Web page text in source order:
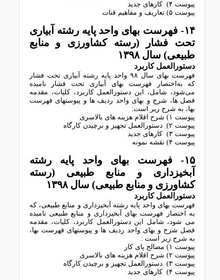
پیوست ۴) ﮐﺎرﻫﺎی ﺟﺪﯾﺪ
پیوست ۵) تعاریف و مفاهیم قنات
۱۴- ﻓﻬﺮﺳﺖ ﺑﻬﺎی واﺣﺪ ﭘﺎﯾﻪ رﺷﺘﻪ آﺑﯿﺎری
ﺗﺤﺖ ﻓﺸﺎر (رﺳﺘﻪ ﮐﺸﺎورزی و ﻣﻨﺎﺑﻊ
ﻃﺒﯿﻌﯽ) سال ۱۳۹۸
دﺳﺘﻮراﻟﻌﻤﻞ ﮐﺎرﺑﺮد
فهرست بهای سال ۹۸ واﺣﺪ ﭘﺎﯾﻪ رﺷﺘﻪ آﺑﯿﺎری ﺗﺤﺖ ﻓﺸﺎر
ﮐﻪ ﺑﻪاﺧﺘﺼﺎر ﻓﻬﺮﺳﺖ ﺑﻬﺎی آﺑﯿﺎری ﺗﺤﺖ ﻓﺸﺎر ﻧﺎﻣﯿﺪه
ﻣﯽﺷﻮد، ﺷﺎﻣﻞ، اﯾﻦ دﺳﺘﻮراﻟﻌﻤﻞ ﮐﺎرﺑﺮد، ﮐﻠﯿﺎت، ﻣﻘﺪﻣﻪ
ﻓﺼﻞ ﻫﺎ، ﺷﺮح و ﺑﻬﺎی واﺣﺪ ردﯾﻒ ﻫﺎ و ﭘﯿﻮﺳﺘﻬﺎی ﻓﻬﺮﺳﺖ
ﺑﻬﺎ، ﺑﻪ ﺷﺮح زﯾﺮ اﺳﺖ:
پیوست ۱) ﺷﺮح اﻗﻼم ﻫﺰﯾﻨﻪ ﻫﺎی ﺑﺎﻻﺳﺮی
پیوست ۲) دستورالعمل ﺗﺠﻬﯿﺰ و ﺑﺮﭼﯿﺪن ﮐﺎرﮔﺎه
پیوست ۳) ﮐﺎرﻫﺎی ﺟﺪﯾﺪ
پیوست ۴) نقشه نمونه
۱۵- ﻓﻬﺮﺳﺖ ﺑﻬﺎی واﺣﺪ ﭘﺎﯾﻪ رﺷﺘﻪ
آﺑﺨﯿﺰداری و ﻣﻨﺎﺑﻊ ﻃﺒﯿﻌﯽ (رﺳﺘﻪ
ﮐﺸﺎورزی و ﻣﻨﺎﺑﻊ ﻃﺒﯿﻌﯽ) سال ۱۳۹۸
دﺳﺘﻮراﻟﻌﻤﻞ ﮐﺎرﺑﺮد
ﻓﻬﺮﺳﺖ ﺑﻬﺎی واﺣﺪ ﭘﺎﯾﻪ رﺷﺘﻪ آﺑﺨﯿﺰداری و ﻣﻨﺎﺑﻊ ﻃﺒﯿﻌﯽ، ﮐﻪ
ﺑﻪ اﺧﺘﺼﺎر ﻓﻬﺮﺳﺖ ﺑﻬﺎی آﺑﺨﯿﺰداری و ﻣﻨﺎﺑﻊ ﻃﺒﯿﻌﯽ ﻧﺎﻣﯿﺪه
ﻣﯽ ﺷﻮد، ﺷﺎﻣﻞ اﯾﻦ دﺳﺘﻮراﻟﻌﻤﻞ ﮐﺎرﺑﺮد، ﮐﻠﯿﺎت، ﻣﻘﺪﻣﻪ
ﻓﺼﻞ ﺷﺮح و ﺑﻬﺎی واﺣﺪ ردﯾﻒ ﻫﺎ و ﭘﯿﻮﺳﺘﻬﺎی ﻓﻬﺮﺳﺖ ﺑﻬﺎ،
ﺑﻪ ﺷﺮح زﯾﺮ اﺳﺖ :
پیوست ۱) ﻣﺼﺎﻟﺢ ﭘﺎی ﮐﺎر
پیوست ۲) ﺷﺮح اﻗﻼم ﻫﺰﯾﻨﻪ ﻫﺎی ﺑﺎﻻﺳﺮی
پیوست ۳) دستورالعمل ﺗﺠﻬﯿﺰ و ﺑﺮﭼﯿﺪن ﮐﺎرﮔﺎه
پیوست ۴) ﮐﺎرﻫﺎی ﺟﺪﯾﺪ